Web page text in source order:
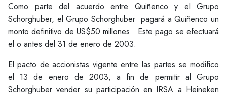
Como parte del acuerdo entre Quiñenco y el Grupo
Schorghuber, el Grupo Schorghuber pagará a Quiñenco un
monto definitivo de US$50 millones. Este pago se efectuará
el o antes del 31 de enero de 2003.
El pacto de accionistas vigente entre las partes se modifico
el 13 de enero de 2003, a fin de permitir al Grupo
Schorghuber vender su participación en IRSA a Heineken